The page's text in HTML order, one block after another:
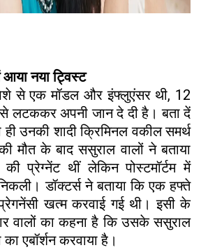
आया नया ट्विस्ट
पेशे से एक मॉडल और इंफ्लुएंसर थी, 12
लटककर अपनी जान दे दी है। बता दें
उनकी शादी क्रिमिनल वकील समर्थ
मौत के बाद ससुराल वालों ने बताया
प्रेग्नेंट थीं लेकिन पोस्टमॉर्टम में
डॉक्टर्स ने बताया कि एक हफ्ते
खत्म करवाई गई थी। इसी के
वालों का कहना है कि उसके ससुराल
एबॉर्शन करवाया है।